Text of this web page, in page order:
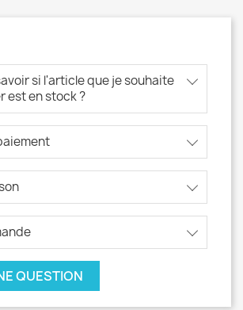
si l'article que je souhaite
est en stock ?
QUESTION